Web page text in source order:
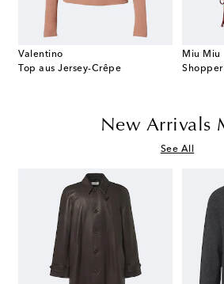
Valentino
Top aus Jersey-Crêpe
Miu Miu
Shopper
New Arrivals
See All